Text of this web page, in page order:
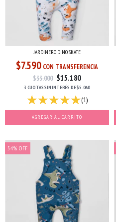
JARDINERO DINO SKATE
$7.590 CON TRANSFERENCIA
$33.000 $15.180
3 CUOTASSIN INTERÉS DE$5.060
(1)
AGREGAR AL CARRITO
54% OFF